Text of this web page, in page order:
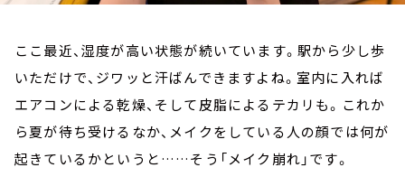
ここ最近、湿度が高い状態が続いています。駅から少し歩
いただけで、ジワッと汗ばんできますよね。室内に入れば
エアコンによる乾燥、そして皮脂によるテカリも。これか
ら夏が待ち受けるなか、メイクをしている人の顔では何が
起きているかというと……そう「メイク崩れ」です。